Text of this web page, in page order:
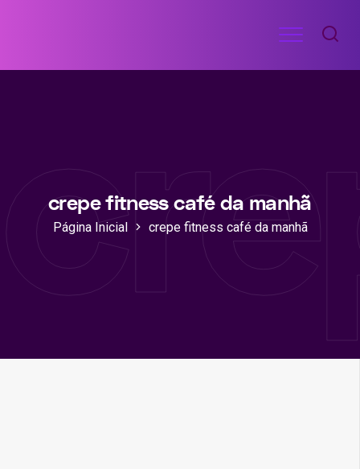
conteúdo
RECEITAS
ACADEMIA
Menu
crepe fitness café da manhã
Página Inicial crepe fitness café da manhã